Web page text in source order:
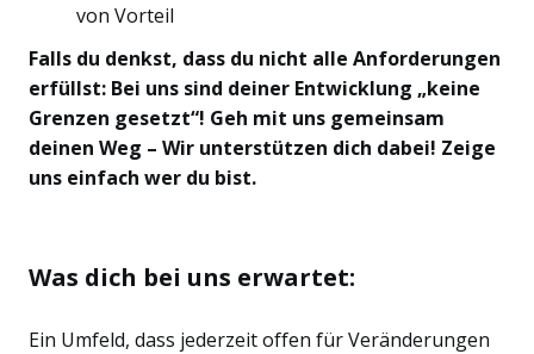
von Vorteil
Falls du denkst, dass du nicht alle Anforderungen
erfüllst: Bei uns sind deiner Entwicklung „keine
Grenzen gesetzt“! Geh mit uns gemeinsam
deinen Weg – Wir unterstützen dich dabei! Zeige
uns einfach wer du bist.
Was dich bei uns erwartet:
Ein Umfeld, dass jederzeit offen für Veränderungen